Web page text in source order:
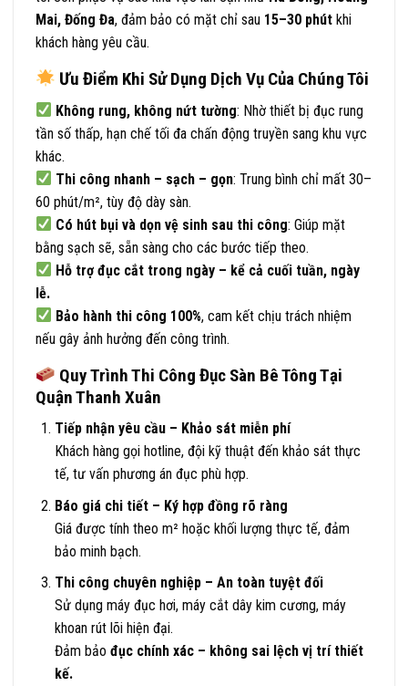
Mai, Đống Đa, đảm bảo có mặt chỉ sau 15–30 phút khi
khách hàng yêu cầu.
Ưu Điểm Khi Sử Dụng Dịch Vụ Của Chúng Tôi
Không rung, không nứt tường: Nhờ thiết bị đục rung
tần số thấp, hạn chế tối đa chấn động truyền sang khu vực
khác.
Thi công nhanh – sạch – gọn: Trung bình chỉ mất 30–
60 phút/m², tùy độ dày sàn.
Có hút bụi và dọn vệ sinh sau thi công: Giúp mặt
bằng sạch sẽ, sẵn sàng cho các bước tiếp theo.
Hỗ trợ đục cắt trong ngày – kể cả cuối tuần, ngày
lễ.
Bảo hành thi công 100%, cam kết chịu trách nhiệm
nếu gây ảnh hưởng đến công trình.
Quy Trình Thi Công Đục Sàn Bê Tông Tại
Quận Thanh Xuân
Tiếp nhận yêu cầu – Khảo sát miễn phí
Khách hàng gọi hotline, đội kỹ thuật đến khảo sát thực
tế, tư vấn phương án đục phù hợp.
Báo giá chi tiết – Ký hợp đồng rõ ràng
Giá được tính theo m² hoặc khối lượng thực tế, đảm
bảo minh bạch.
Thi công chuyên nghiệp – An toàn tuyệt đối
Sử dụng máy đục hơi, máy cắt dây kim cương, máy
khoan rút lõi hiện đại.
Đảm bảo đục chính xác – không sai lệch vị trí thiết
kế.